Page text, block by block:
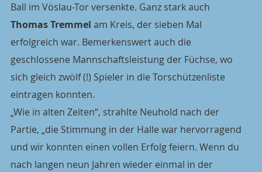
Ball im Vöslau-Tor versenkte. Ganz stark auch
Thomas Tremmel am Kreis, der sieben Mal
erfolgreich war. Bemerkenswert auch die
geschlossene Mannschaftsleistung der Füchse, wo
sich gleich zwölf (!) Spieler in die Torschützenliste
eintragen konnten.
„Wie in alten Zeiten“, strahlte Neuhold nach der
Partie, „die Stimmung in der Halle war hervorragend
und wir konnten einen vollen Erfolg feiern. Wenn du
nach langen neun Jahren wieder einmal in der